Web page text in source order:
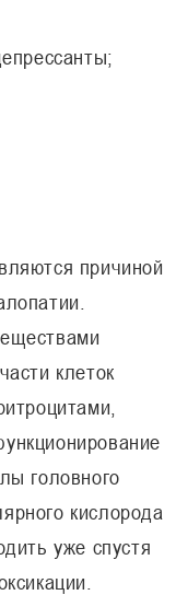
причиной
клеток
головного
кислорода
уже спустя